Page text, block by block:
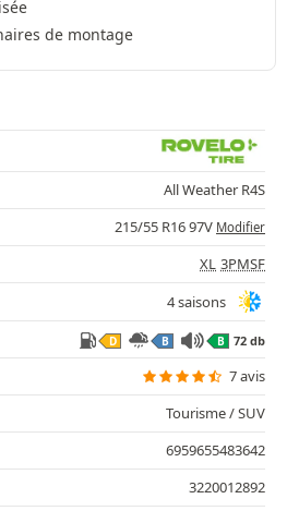
de montage
All Weather R4S
215/55 R16 97V Modifier
XL 3PMSF
4 saisons
D B B 72 db
7 avis
Tourisme / SUV
6959655483642
3220012892